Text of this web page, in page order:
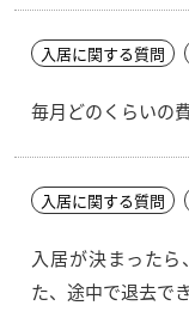
入居に関する質問
毎月どのくらいの
入居に関する質問
入居が決まった
た、途中で退去で